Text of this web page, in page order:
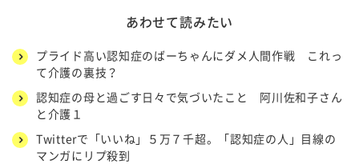
あわせて読みたい
プライド高い認知症のばーちゃんにダメ人間作戦 これっ
て介護の裏技？
認知症の母と過ごす日々で気づいたこと 阿川佐和子さん
と介護１
Twitterで「いいね」５万７千超。「認知症の人」目線の
マンガにリプ殺到